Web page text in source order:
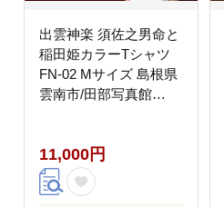
出雲神楽 須佐之男命と
稲田姫カラーTシャツ
FN-02 Mサイズ 島根県
雲南市/田部写真館
11,000円